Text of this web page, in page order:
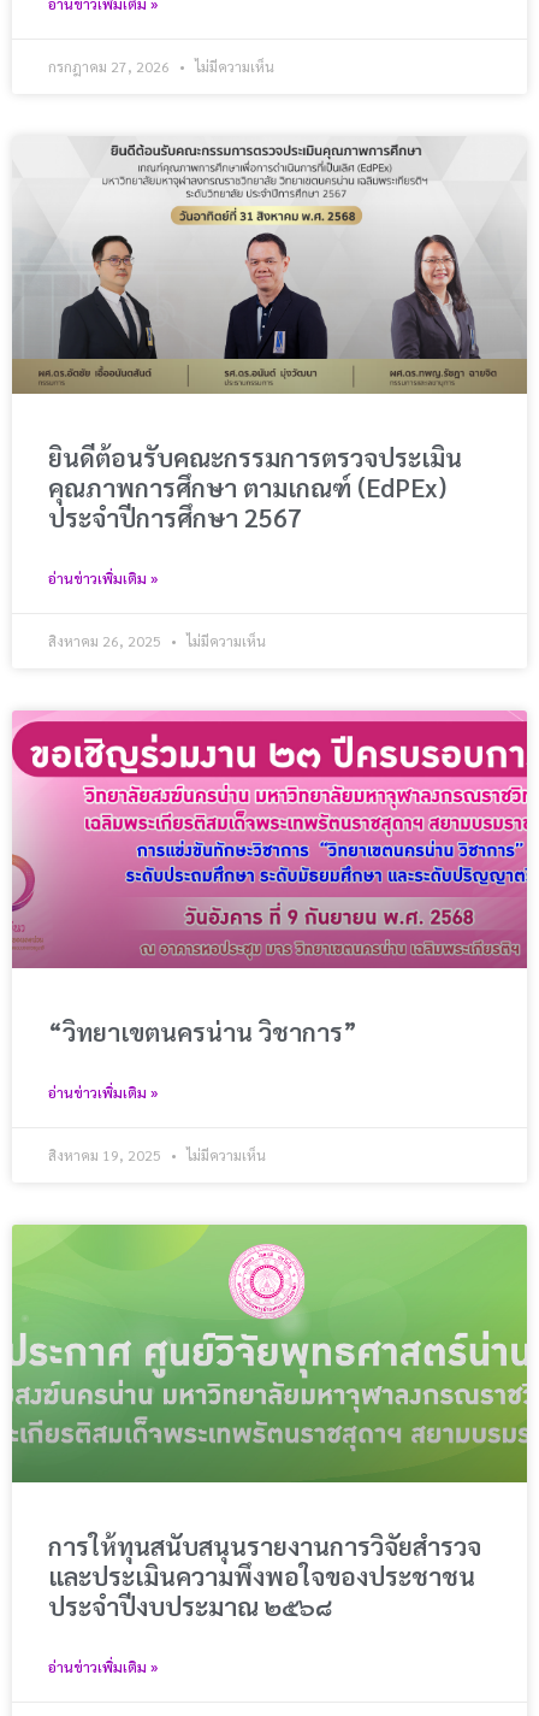
กรกฎาคม 27, 2026 ไม่มีความเห็น
ยินดีต้อนรับคณะกรรมการตรวจประเมิน
คุณภาพการศึกษา ตามเกณฑ์ (EdPEx)
ประจำปีการศึกษา 2567
อ่านข่าวเพิ่มเติม »
สิงหาคม 26, 2025 ไม่มีความเห็น
“วิทยาเขตนครน่าน วิชาการ”
อ่านข่าวเพิ่มเติม »
สิงหาคม 19, 2025 ไม่มีความเห็น
การให้ทุนสนับสนุนรายงานการวิจัยสํารวจ
และประเมินความพึงพอใจของประชาชน
ประจําปีงบประมาณ ๒๕๖๘
อ่านข่าวเพิ่มเติม »